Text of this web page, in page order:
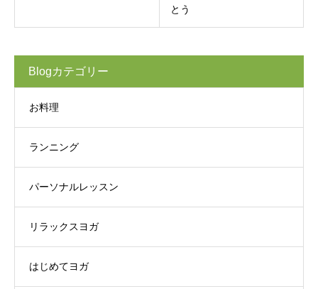
とう
Blogカテゴリー
お料理
ランニング
パーソナルレッスン
リラックスヨガ
はじめてヨガ